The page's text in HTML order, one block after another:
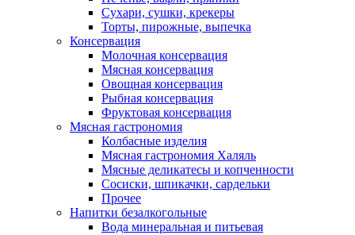
Сухари, сушки, крекеры
Торты, пирожные, выпечка
Консервация
Молочная консервация
Мясная консервация
Овощная консервация
Рыбная консервация
Фруктовая консервация
Мясная гастрономия
Колбасные изделия
Мясная гастрономия Халяль
Мясные деликатесы и копченности
Сосиски, шпикачки, сардельки
Прочее
Напитки безалкогольные
Вода минеральная и питьевая